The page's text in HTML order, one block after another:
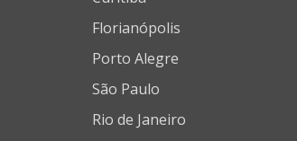
Florianópolis
Porto Alegre
São Paulo
Rio de Janeiro